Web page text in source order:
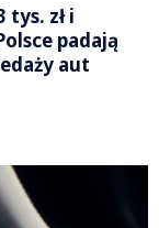
tys. zł i
padają
aut